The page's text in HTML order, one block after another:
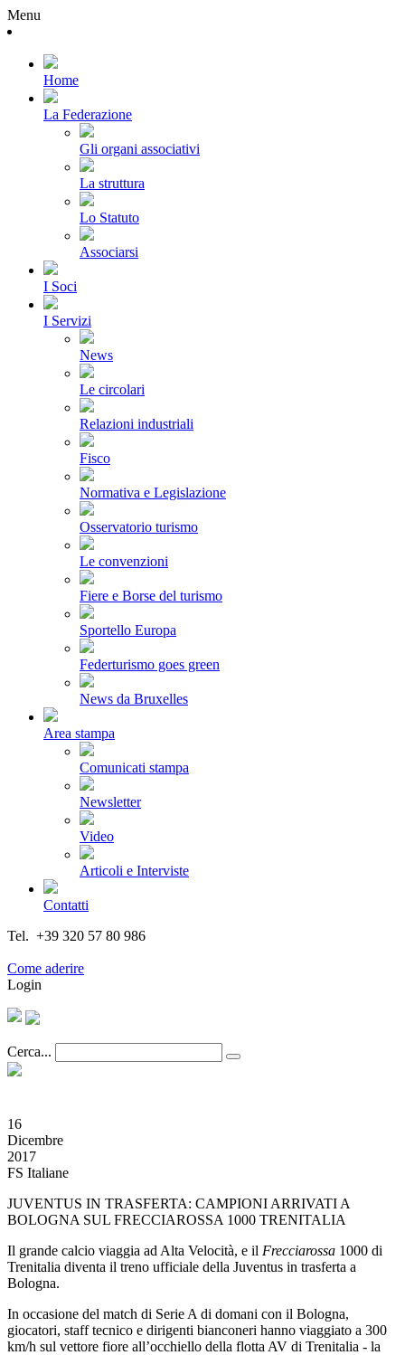
Menu
Home
La Federazione
Gli organi associativi
La struttura
Lo Statuto
Associarsi
I Soci
I Servizi
News
Le circolari
Relazioni industriali
Fisco
Normativa e Legislazione
Osservatorio turismo
Le convenzioni
Fiere e Borse del turismo
Sportello Europa
Federturismo goes green
News da Bruxelles
Area stampa
Comunicati stampa
Newsletter
Video
Articoli e Interviste
Contatti
Tel. +39 320 57 80 986
Come aderire
Login
Cerca...
16
Dicembre
2017
FS Italiane
JUVENTUS IN TRASFERTA: CAMPIONI ARRIVATI A
BOLOGNA SUL FRECCIAROSSA 1000 TRENITALIA
Il grande calcio viaggia ad Alta Velocità, e il Frecciarossa 1000 di
Trenitalia diventa il treno ufficiale della Juventus in trasferta a
Bologna.
In occasione del match di Serie A di domani con il Bologna,
giocatori, staff tecnico e dirigenti bianconeri hanno viaggiato a 300
km/h sul vettore fiore all’occhiello della flotta AV di Trenitalia - la